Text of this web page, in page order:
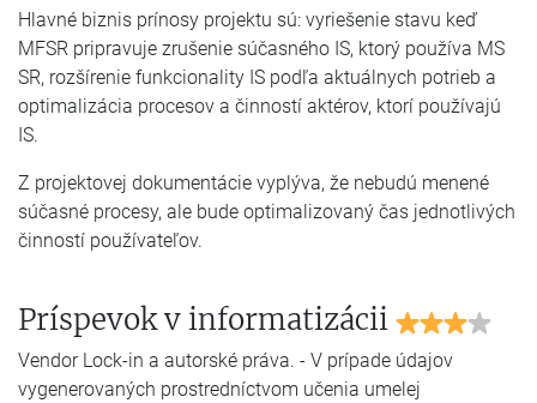
Hlavné biznis prínosy projektu sú: vyriešenie stavu keď
MFSR pripravuje zrušenie súčasného IS, ktorý používa MS
SR, rozšírenie funkcionality IS podľa aktuálnych potrieb a
optimalizácia procesov a činností aktérov, ktorí používajú
IS.
Z projektovej dokumentácie vyplýva, že nebudú menené
súčasné procesy, ale bude optimalizovaný čas jednotlivých
činností používateľov.
Príspevok v informatizácii
Vendor Lock-in a autorské práva. - V prípade údajov
vygenerovaných prostredníctvom učenia umelej